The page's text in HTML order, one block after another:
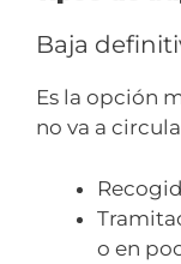
Baja
Es la opción
no va a
o en